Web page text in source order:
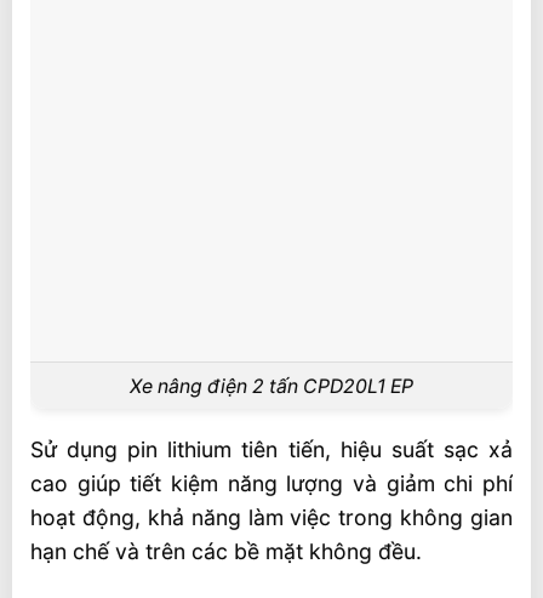
Xe nâng điện 2 tấn CPD20L1 EP
Sử dụng pin lithium tiên tiến, hiệu suất sạc xả
cao giúp tiết kiệm năng lượng và giảm chi phí
hoạt động, khả năng làm việc trong không gian
hạn chế và trên các bề mặt không đều.